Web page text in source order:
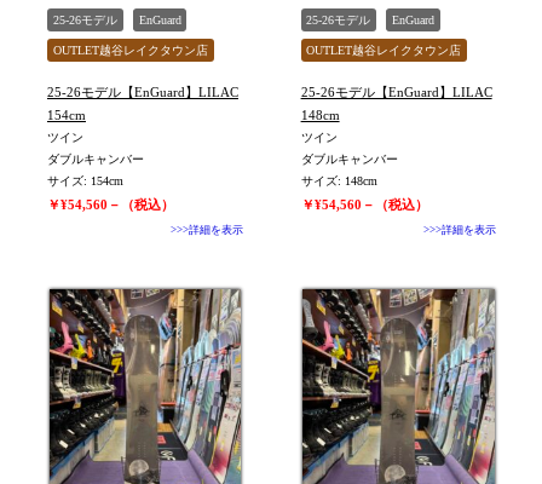
25-26モデル EnGuard
OUTLET越谷レイクタウン店
値下げしました
25-26モデル【EnGuard】LILAC
154cm
ツイン
ダブルキャンバー
サイズ: 154cm
￥¥54,560－（税込）
>>>詳細を表示
25-26モデル EnGuard
OUTLET越谷レイクタウン店
値下げしました
25-26モデル【EnGuard】LILAC
148cm
ツイン
ダブルキャンバー
サイズ: 148cm
￥¥54,560－（税込）
>>>詳細を表示